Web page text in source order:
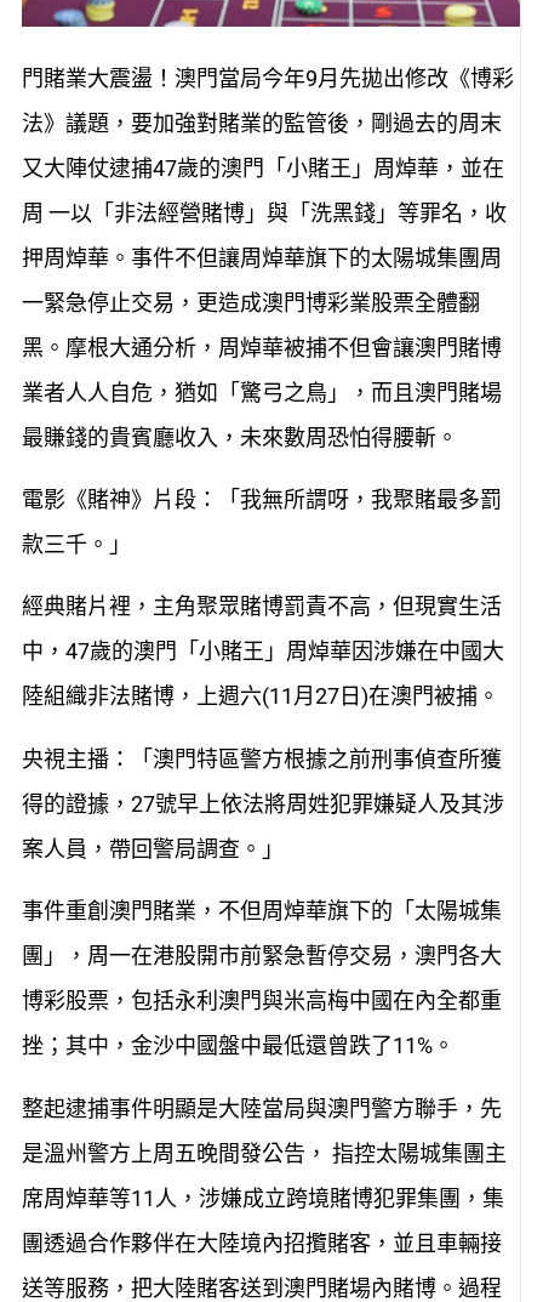
門賭業大震盪！澳門當局今年9月先拋出修改《博彩
法》議題，要加強對賭業的監管後，剛過去的周末
又大陣仗逮捕47歲的澳門「小賭王」周焯華，並在
周 一以「非法經營賭博」與「洗黑錢」等罪名，收
押周焯華。事件不但讓周焯華旗下的太陽城集團周
一緊急停止交易，更造成澳門博彩業股票全體翻
黑。摩根大通分析，周焯華被捕不但會讓澳門賭博
業者人人自危，猶如「驚弓之鳥」，而且澳門賭場
最賺錢的貴賓廳收入，未來數周恐怕得腰斬。
電影《賭神》片段：「我無所謂呀，我聚賭最多罰
款三千。」
經典賭片裡，主角聚眾賭博罰責不高，但現實生活
中，47歲的澳門「小賭王」周焯華因涉嫌在中國大
陸組織非法賭博，上週六(11月27日)在澳門被捕。
央視主播：「澳門特區警方根據之前刑事偵查所獲
得的證據，27號早上依法將周姓犯罪嫌疑人及其涉
案人員，帶回警局調查。」
事件重創澳門賭業，不但周焯華旗下的「太陽城集
團」，周一在港股開市前緊急暫停交易，澳門各大
博彩股票，包括永利澳門與米高梅中國在內全都重
挫；其中，金沙中國盤中最低還曾跌了11%。
整起逮捕事件明顯是大陸當局與澳門警方聯手，先
是溫州警方上周五晚間發公告， 指控太陽城集團主
席周焯華等11人，涉嫌成立跨境賭博犯罪集團，集
團透過合作夥伴在大陸境內招攬賭客，並且車輛接
送等服務，把大陸賭客送到澳門賭場內賭博。過程